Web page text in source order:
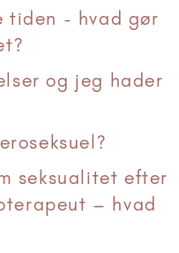
tiden - hvad gør
og jeg hader
seksualitet efter
– hvad